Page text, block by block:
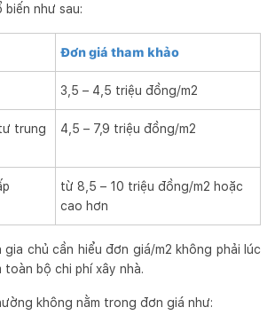
biến như sau:
Đơn giá tham khảo
3,5 – 4,5 triệu đồng/m2
trung
4,5 – 7,9 triệu đồng/m2
từ 8,5 – 10 triệu đồng/m2 hoặc
cao hơn
chủ cần hiểu đơn giá/m2 không phải lúc
bộ chi phí xây nhà.
không nằm trong đơn giá như: